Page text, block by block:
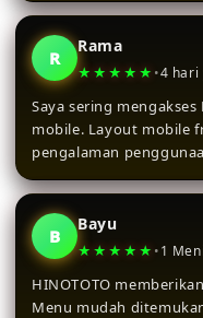
R
Rama
★★★★★ •4 hari
Saya sering
mobile. Layout mobile
pengalaman
B
Bayu
★★★★★ •1
HINOTOTO
Menu mudah